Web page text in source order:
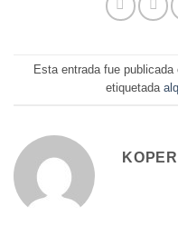
Esta entrada fue publicada
etiquetada